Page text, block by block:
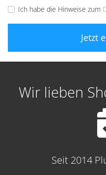
Ich habe die Hinweise zum
Jetzt
Wir lieben
Seit 2014